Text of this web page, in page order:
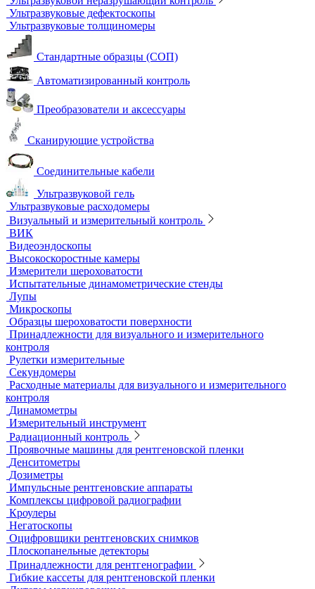
Термостаты, бани и инкубаторы
Бани
Бани серологические
Водяные бани
Инкубаторы
Масляные бани
Песчаные бани
Сухие бани
Термостаты
Термостаты жидкостные
Термостаты твердотельные
Химическое и биохимическое потребление кислорода
Ультразвуковой неразрушающий контроль
Ультразвуковые дефектоскопы
Ультразвуковые толщиномеры
Стандартные образцы (СОП)
Преобразователи и аксессуары
Сканирующие устройства
Соединительные кабели
Ультразвуковой гель
Ультразвуковые расходомеры
Визуальный и измерительный контроль
ВИК
Видеоэндоскопы
Высокоскоростные камеры
Измерители шероховатости
Испытательные динамометрические стенды
Лупы
Микроскопы
Образцы шероховатости поверхности
Принадлежности для визуального и измерительного
контроля
Рулетки измерительные
Секундомеры
Расходные материалы для визуального и измерительного
контроля
Динамометры
Измерительный инструмент